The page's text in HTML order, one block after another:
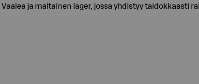
ja maltainen lager, jossa yhdistyy taidokkaasti